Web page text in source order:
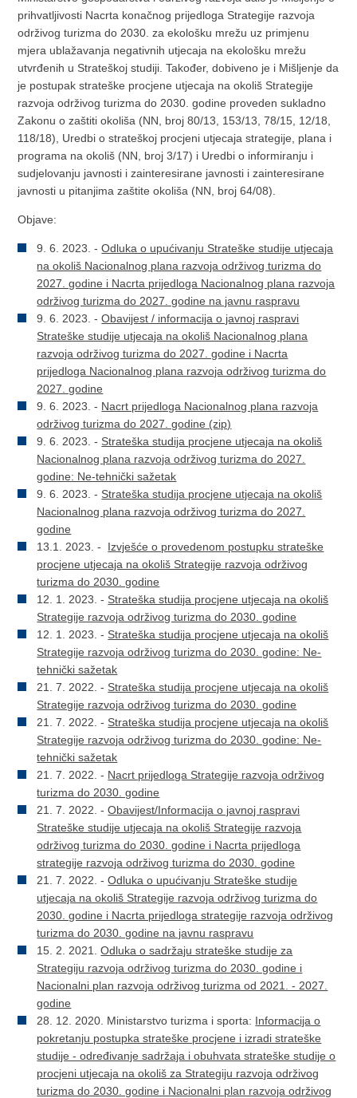
prihvatljivosti Nacrta konačnog prijedloga Strategije razvoja
održivog turizma do 2030. za ekološku mrežu uz primjenu
mjera ublažavanja negativnih utjecaja na ekološku mrežu
utvrđenih u Strateškoj studiji. Također, dobiveno je i Mišljenje da
je postupak strateške procjene utjecaja na okoliš Strategije
razvoja održivog turizma do 2030. godine proveden sukladno
Zakonu o zaštiti okoliša (NN, broj 80/13, 153/13, 78/15, 12/18,
118/18), Uredbi o strateškoj procjeni utjecaja strategije, plana i
programa na okoliš (NN, broj 3/17) i Uredbi o informiranju i
sudjelovanju javnosti i zainteresirane javnosti i zainteresirane
javnosti u pitanjima zaštite okoliša (NN, broj 64/08).
Objave:
9. 6. 2023. -Odluka o upućivanju Strateške studije utjecaja
na okoliš Nacionalnog plana razvoja održivog turizma do
2027. godine i Nacrta prijedloga Nacionalnog plana razvoja
održivog turizma do 2027. godine na javnu raspravu
9. 6. 2023. -Obavijest / informacija o javnoj raspravi
Strateške studije utjecaja na okoliš Nacionalnog plana
razvoja održivog turizma do 2027. godine i Nacrta
prijedloga Nacionalnog plana razvoja održivog turizma do
2027. godine
9. 6. 2023. - Nacrt prijedloga Nacionalnog plana razvoja
održivog turizma do 2027. godine (zip)
9. 6. 2023. - Strateška studija procjene utjecaja na okoliš
Nacionalnog plana razvoja održivog turizma do 2027.
godine: Ne-tehnički sažetak
9. 6. 2023. - Strateška studija procjene utjecaja na okoliš
Nacionalnog plana razvoja održivog turizma do 2027.
godine
13.1. 2023. - Izvješće o provedenom postupku strateške
procjene utjecaja na okoliš Strategije razvoja održivog
turizma do 2030. godine
12. 1. 2023. - Strateška studija procjene utjecaja na okoliš
Strategije razvoja održivog turizma do 2030. godine
12. 1. 2023. - Strateška studija procjene utjecaja na okoliš
Strategije razvoja održivog turizma do 2030. godine: Ne-
tehnički sažetak
21. 7. 2022. - Strateška studija procjene utjecaja na okoliš
Strategije razvoja održivog turizma do 2030. godine
21. 7. 2022. - Strateška studija procjene utjecaja na okoliš
Strategije razvoja održivog turizma do 2030. godine: Ne-
tehnički sažetak
21. 7. 2022. - Nacrt prijedloga Strategije razvoja održivog
turizma do 2030. godine
21. 7. 2022. -Obavijest/Informacija o javnoj raspravi
Strateške studije utjecaja na okoliš Strategije razvoja
održivog turizma do 2030. godine i Nacrta prijedloga
strategije razvoja održivog turizma do 2030. godine
21. 7. 2022. -Odluka o upućivanju Strateške studije
utjecaja na okoliš Strategije razvoja održivog turizma do
2030. godine i Nacrta prijedloga strategije razvoja održivog
turizma do 2030. godine na javnu raspravu
15. 2. 2021.Odluka o sadržaju strateške studije za
Strategiju razvoja održivog turizma do 2030. godine i
Nacionalni plan razvoja održivog turizma od 2021. - 2027.
godine
28. 12. 2020. Ministarstvo turizma i sporta: Informacija o
pokretanju postupka strateške procjene i izradi strateške
studije - određivanje sadržaja i obuhvata strateške studije o
procjeni utjecaja na okoliš za Strategiju razvoja održivog
turizma do 2030. godine i Nacionalni plan razvoja održivog